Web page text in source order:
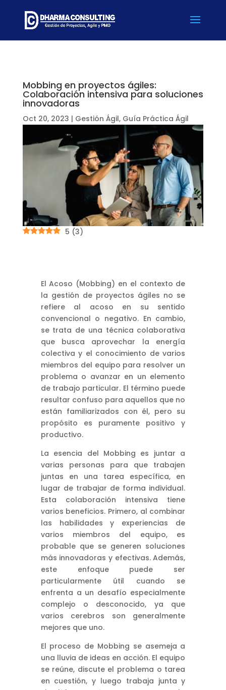
Mobbing en proyectos ágiles:
Colaboración intensiva para soluciones
innovadoras
Oct 20, 2023 | Gestión Ágil, Guía Práctica Ágil
5 (3)
El Acoso (Mobbing) en el contexto de
la gestión de proyectos ágiles no se
refiere al acoso en su sentido
convencional o negativo. En cambio,
se trata de una técnica colaborativa
que busca aprovechar la energía
colectiva y el conocimiento de varios
miembros del equipo para resolver un
problema o avanzar en un elemento
de trabajo particular. El término puede
resultar confuso para aquellos que no
están familiarizados con él, pero su
propósito es puramente positivo y
productivo.
La esencia del Mobbing es juntar a
varias personas para que trabajen
juntas en una tarea específica, en
lugar de trabajar de forma individual.
Esta colaboración intensiva tiene
varios beneficios. Primero, al combinar
las habilidades y experiencias de
varios miembros del equipo, es
probable que se generen soluciones
más innovadoras y efectivas. Además,
este enfoque puede ser
particularmente útil cuando se
enfrenta a un desafío especialmente
complejo o desconocido, ya que
varios cerebros son generalmente
mejores que uno.
El proceso de Mobbing se asemeja a
una lluvia de ideas en acción. El equipo
se reúne, discute el problema o tarea
en cuestión, y luego trabaja junta y